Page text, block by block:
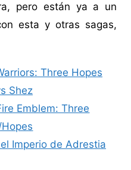
pero están ya a un
esta y otras sagas,
Three Hopes
Shez
Emblem: Three
Imperio de Adrestia